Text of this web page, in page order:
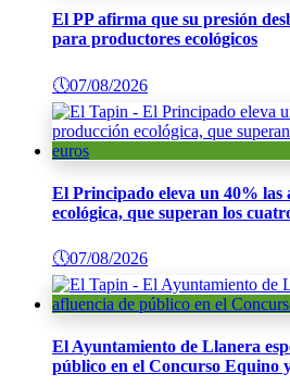
El PP afirma que su presión
para productores ecológicos
🕔07/08/2026
El Principado eleva un 40% las
ecológica, que superan los
🕔07/08/2026
El Ayuntamiento de Llanera
público en el Concurso Equino